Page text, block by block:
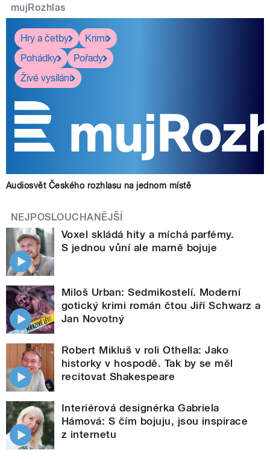
mujRozhlas
Hry a četby
Krimi
Pohádky
Pořady
Živé vysílání
Audiosvět Českého rozhlasu na jednom místě
NEJPOSLOUCHANĚJŠÍ
Voxel skládá hity a míchá parfémy.
S jednou vůní ale marně bojuje
Miloš Urban: Sedmikostelí. Moderní
gotický krimi román čtou Jiří Schwarz a
Jan Novotný
Robert Mikluš v roli Othella: Jako
historky v hospodě. Tak by se měl
recitovat Shakespeare
Interiérová designérka Gabriela
Hámová: S čím bojuju, jsou inspirace
z internetu